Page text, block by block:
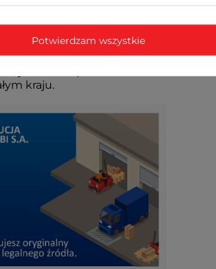
kraju.
Potwierdzam wszystkie